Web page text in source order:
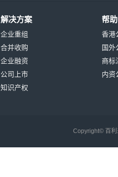
解决方案
企业重组
合并收购
企业融资
公司上市
知识产权
帮
香港
国外
商标
内资
Copyright© 百